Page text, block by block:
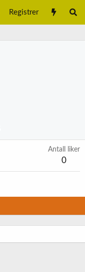
Registrer
Antall liker
0